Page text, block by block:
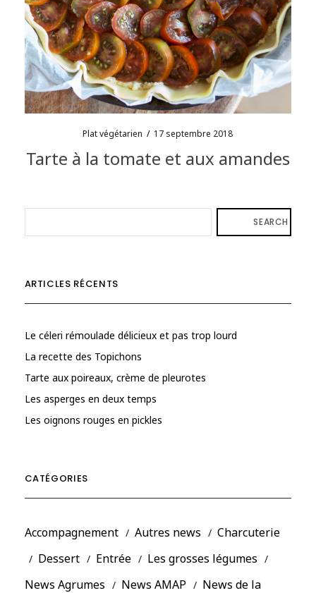
Plat végétarien / 17 septembre 2018
Tarte à la tomate et aux amandes
SEARCH
ARTICLES RÉCENTS
Le céleri rémoulade délicieux et pas trop lourd
La recette des Topichons
Tarte aux poireaux, crème de pleurotes
Les asperges en deux temps
Les oignons rouges en pickles
CATÉGORIES
Accompagnement Autres news
Charcuterie
Dessert
Entrée
Les grosses légumes
News Agrumes
News AMAP
News de la